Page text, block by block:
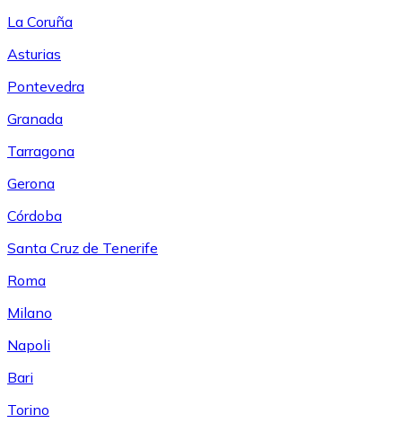
La Coruña
Asturias
Pontevedra
Granada
Tarragona
Gerona
Córdoba
Santa Cruz de Tenerife
Roma
Milano
Napoli
Bari
Torino